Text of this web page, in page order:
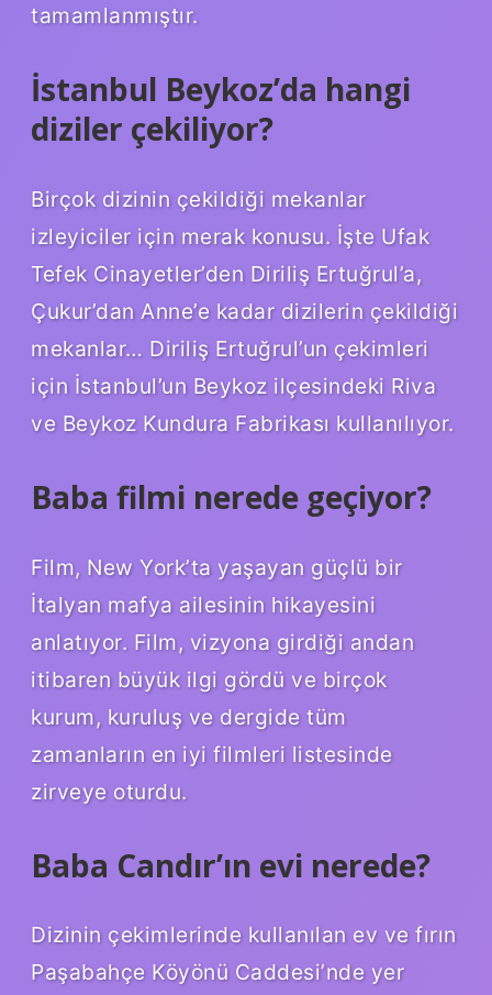
tamamlanmıştır.
İstanbul Beykoz’da hangi
diziler çekiliyor?
Birçok dizinin çekildiği mekanlar
izleyiciler için merak konusu. İşte Ufak
Tefek Cinayetler’den Diriliş Ertuğrul’a,
Çukur’dan Anne’e kadar dizilerin çekildiği
mekanlar… Diriliş Ertuğrul’un çekimleri
için İstanbul’un Beykoz ilçesindeki Riva
ve Beykoz Kundura Fabrikası kullanılıyor.
Baba filmi nerede geçiyor?
Film, New York’ta yaşayan güçlü bir
İtalyan mafya ailesinin hikayesini
anlatıyor. Film, vizyona girdiği andan
itibaren büyük ilgi gördü ve birçok
kurum, kuruluş ve dergide tüm
zamanların en iyi filmleri listesinde
zirveye oturdu.
Baba Candır’ın evi nerede?
Dizinin çekimlerinde kullanılan ev ve fırın
Paşabahçe Köyönü Caddesi’nde yer